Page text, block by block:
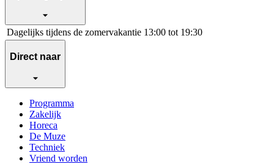
Dagelijks tijdens de zomervakantie 13:00 tot 19:30
Direct naar
Programma
Zakelijk
Horeca
De Muze
Techniek
Vriend worden